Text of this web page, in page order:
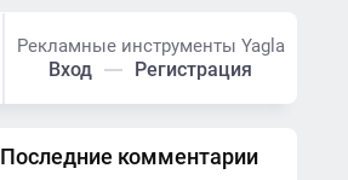
Рекламные инструменты Yagla
Вход Регистрация
Последние комментарии